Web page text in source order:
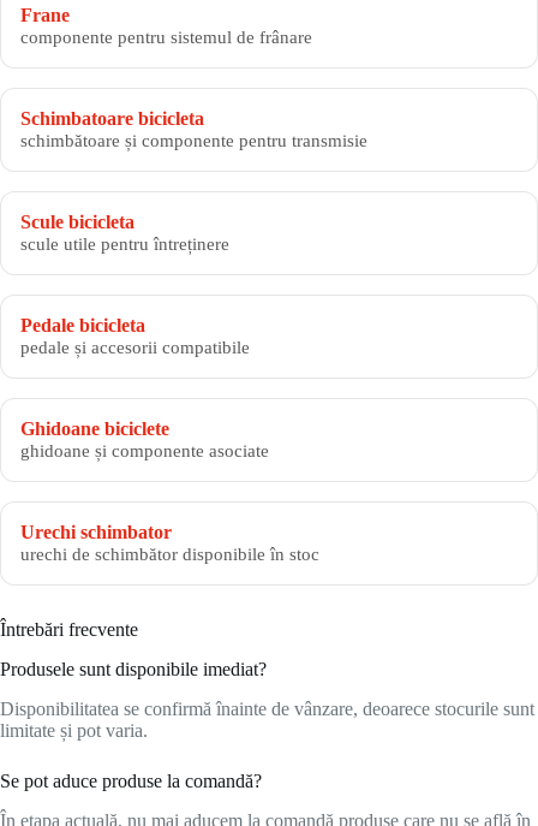
Frane
componente pentru sistemul de frânare
Schimbatoare bicicleta
schimbătoare și componente pentru transmisie
Scule bicicleta
scule utile pentru întreținere
Pedale bicicleta
pedale și accesorii compatibile
Ghidoane biciclete
ghidoane și componente asociate
Urechi schimbator
urechi de schimbător disponibile în stoc
Întrebări frecvente
Produsele sunt disponibile imediat?
Disponibilitatea se confirmă înainte de vânzare, deoarece stocurile sunt
limitate și pot varia.
Se pot aduce produse la comandă?
În etapa actuală, nu mai aducem la comandă produse care nu se află în